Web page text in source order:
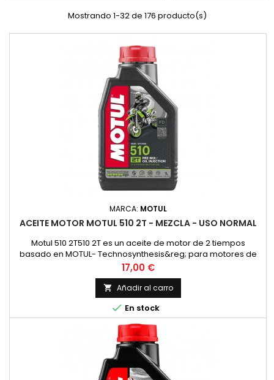
Mostrando 1-32 de 176 producto(s)
MARCA: MOTUL
ACEITE MOTOR MOTUL 510 2T - MEZCLA - USO NORMAL
Motul 510 2T510 2T es un aceite de motor de 2 tiempos
basado en MOTUL- Technosynthesis&reg; para motores de
moto modernos de 2T para esfuerzos normales en el uso
diario en todos los motores de 2 tiempos con
inyecci&oacute;n o carburador. Adecuado para la
lubricaci&oacute;n mixta y separada. Compatible con los
modernos sistemas de postratamiento de gases...
Precio
17,00 €
 Añadir al carro
 En stock